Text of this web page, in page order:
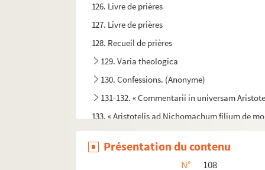
126. Livre de prières
127. Livre de prières
128. Recueil de prières
129. Varia theologica
130. Confessions. (Anonyme)
131-132. « Commentarii in universam
133. « Aristotelis ad Nichomachum filium de
134. [Titre absent ou non renseigné]
138-140. Catalogue analytique de la
Présentation du contenu
N°
108